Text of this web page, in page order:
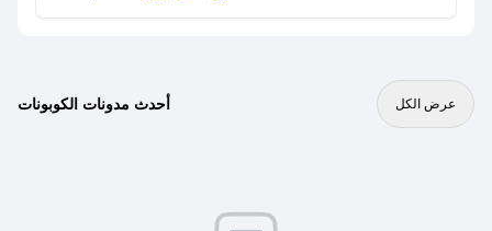
أحدث مدونات الكوبونات عرض الكل